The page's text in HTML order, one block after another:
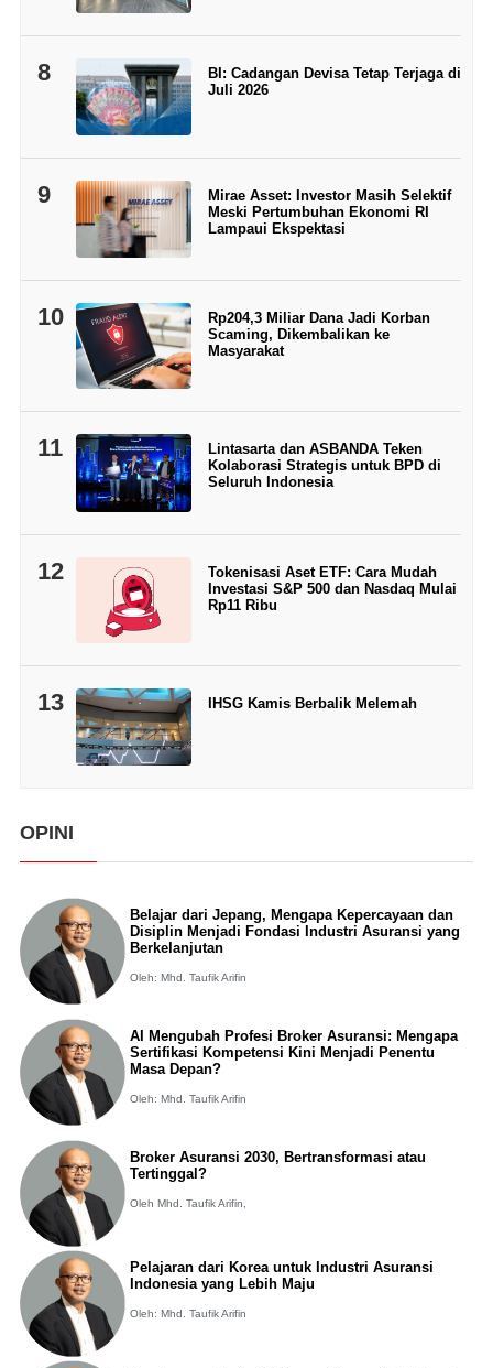
8
BI: Cadangan Devisa Tetap Terjaga di
Juli 2026
9
Mirae Asset: Investor Masih Selektif
Meski Pertumbuhan Ekonomi RI
Lampaui Ekspektasi
10
Rp204,3 Miliar Dana Jadi Korban
Scaming, Dikembalikan ke
Masyarakat
11
Lintasarta dan ASBANDA Teken
Kolaborasi Strategis untuk BPD di
Seluruh Indonesia
12
Tokenisasi Aset ETF: Cara Mudah
Investasi S&P 500 dan Nasdaq Mulai
Rp11 Ribu
13 IHSG Kamis Berbalik Melemah
OPINI
Belajar dari Jepang, Mengapa Kepercayaan dan
Disiplin Menjadi Fondasi Industri Asuransi yang
Berkelanjutan
Oleh: Mhd. Taufik Arifin
AI Mengubah Profesi Broker Asuransi: Mengapa
Sertifikasi Kompetensi Kini Menjadi Penentu
Masa Depan?
Oleh: Mhd. Taufik Arifin
Broker Asuransi 2030, Bertransformasi atau
Tertinggal?
Oleh Mhd. Taufik Arifin,
Pelajaran dari Korea untuk Industri Asuransi
Indonesia yang Lebih Maju
Oleh: Mhd. Taufik Arifin